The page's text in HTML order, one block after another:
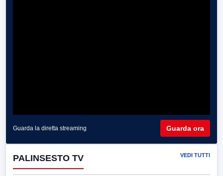
Guarda la diretta streaming Guarda ora
PALINSESTO TV VEDI TUTTI